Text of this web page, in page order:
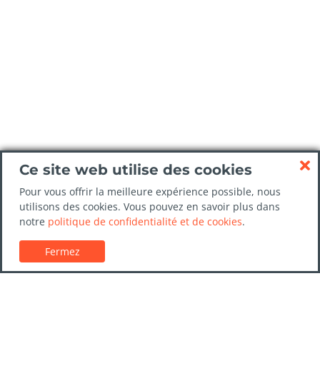
Ce site web utilise des cookies
Pour vous offrir la meilleure expérience possible, nous
utilisons des cookies. Vous pouvez en savoir plus dans
notre politique de confidentialité et de cookies.
Fermez